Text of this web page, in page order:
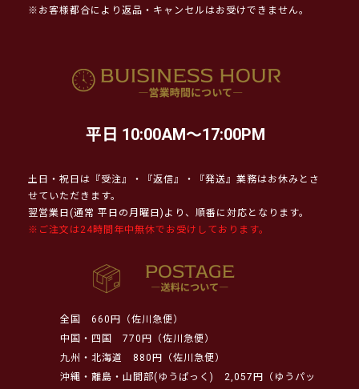
※お客様都合により返品・キャンセルはお受けできません。
平日 10:00AM～17:00PM
土日・祝日は『受注』・『返信』・『発送』業務はお休みとさ
せていただきます。
翌営業日(通常 平日の月曜日)より、順番に対応となります。
※ご注文は24時間年中無休でお受けしております。
全国
660円（佐川急便）
中国・四国
770円（佐川急便）
九州・北海道
880円（佐川急便）
沖縄・離島・山間部(ゆうぱっく)
2,057円（ゆうパッ